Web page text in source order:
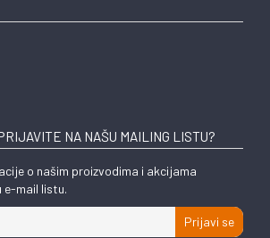
NA NAŠU MAILING LISTU?
o našim proizvodima i akcijama
e-mail listu.
Prijavi se